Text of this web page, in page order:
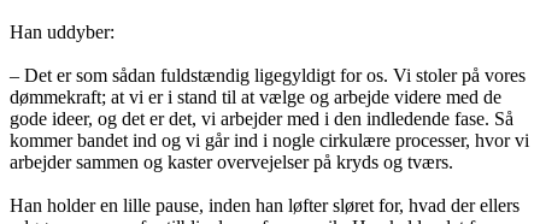
Han uddyber:
– Det er som sådan fuldstændig ligegyldigt for os. Vi stoler på vores
dømmekraft; at vi er i stand til at vælge og arbejde videre med de
gode ideer, og det er det, vi arbejder med i den indledende fase. Så
kommer bandet ind og vi går ind i nogle cirkulære processer, hvor vi
arbejder sammen og kaster overvejelser på kryds og tværs.
Han holder en lille pause, inden han løfter sløret for, hvad der ellers